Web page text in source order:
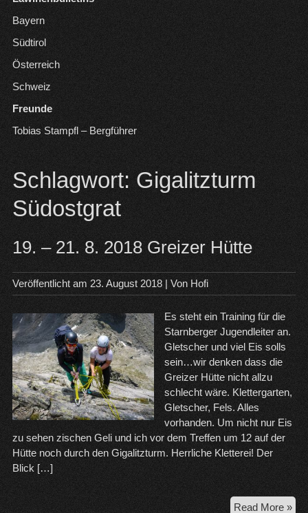
Bayern
Südtirol
Österreich
Schweiz
Freunde
Tobias Stampfl – Bergführer
Schlagwort: Gigalitzturm
Südostgrat
19. – 21. 8. 2018 Greizer Hütte
Veröffentlicht am 23. August 2018| Von Hofi
Es steht ein Training für die
Starnberger Jugendleiter an.
Gletscher und viel Eis solls
sein…wir denken dass die
Greizer Hütte nicht allzu
schlecht wäre. Klettergarten,
Gletscher, Fels. Alles
vorhanden. Um nicht nur Eis
zu sehen zischen Geli und ich vor dem Treffen um 12 auf der
Hütte noch durch den Gigalitzturm. Herrliche Kletterei! Der
Blick […]
Read More »19.